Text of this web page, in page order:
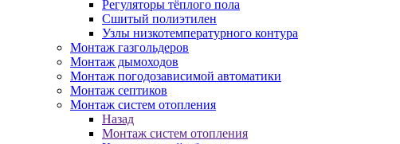
Регуляторы тёплого пола
Сшитый полиэтилен
Узлы низкотемпературного контура
Монтаж газгольдеров
Монтаж дымоходов
Монтаж погодозависимой автоматики
Монтаж септиков
Монтаж систем отопления
Назад
Монтаж систем отопления